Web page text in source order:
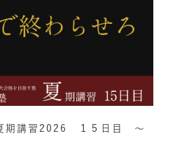
期講習2026 １５日目 ～